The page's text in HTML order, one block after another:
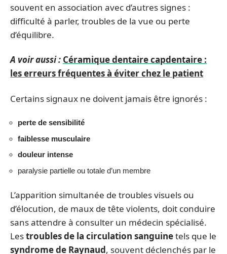
souvent en association avec d’autres signes :
difficulté à parler, troubles de la vue ou perte
d’équilibre.
A voir aussi : Céramique dentaire capdentaire :
les erreurs fréquentes à éviter chez le patient
Certains signaux ne doivent jamais être ignorés :
perte de sensibilité
faiblesse musculaire
douleur intense
paralysie partielle ou totale d’un membre
L’apparition simultanée de troubles visuels ou
d’élocution, de maux de tête violents, doit conduire
sans attendre à consulter un médecin spécialisé.
Lestroubles de la circulation sanguinetels que le
syndrome de Raynaud, souvent déclenchés par le